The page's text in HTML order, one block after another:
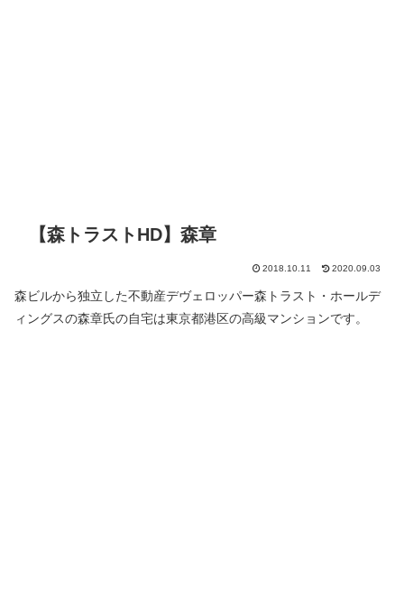
【森トラストHD】森章
2018.10.11 2020.09.03
森ビルから独立した不動産デヴェロッパー森トラスト・ホールデ
ィングスの森章氏の自宅は東京都港区の高級マンションです。